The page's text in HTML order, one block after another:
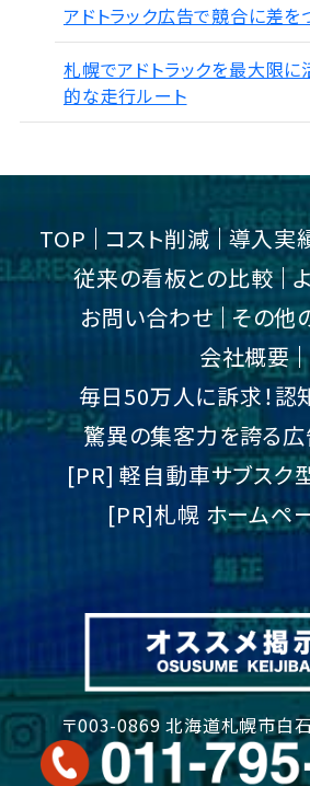
アドトラック広告で競合に差を
札幌でアドトラックを最大限に
的な走行ルート
TOP コスト削減 導入実
従来の看板との比較
お問い合わせ
その他
会社概要
毎日50万人に訴求！認
驚異の集客力を誇る
[PR] 軽自動車サブスク
[PR]札幌 ホームペ
〒003-0869 北海道札幌市白